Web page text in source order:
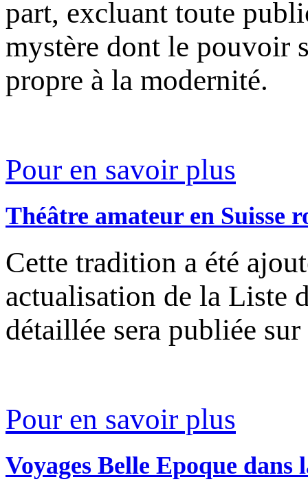
part, excluant toute
mystère dont le pouvoir
propre à la modernité.
Pour en savoir plus
Théâtre amateur en Suisse
Cette tradition a été
actualisation de la Liste
détaillée sera publiée
Pour en savoir plus
Voyages Belle Epoque